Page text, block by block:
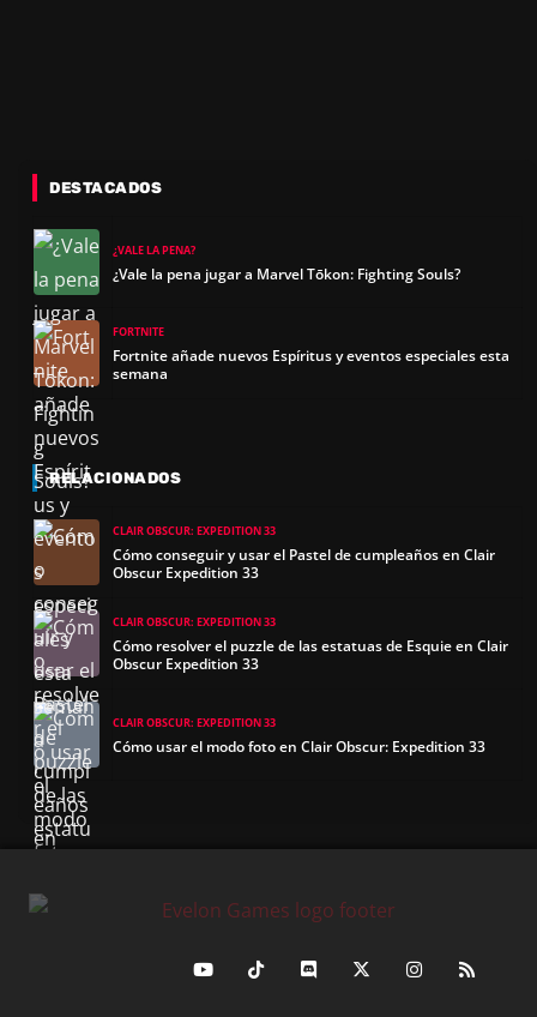
DESTACADOS
¿VALE LA PENA?
¿Vale la pena jugar a Marvel Tōkon: Fighting Souls?
FORTNITE
Fortnite añade nuevos Espíritus y eventos especiales esta
semana
RELACIONADOS
CLAIR OBSCUR: EXPEDITION 33
Cómo conseguir y usar el Pastel de cumpleaños en Clair
Obscur Expedition 33
CLAIR OBSCUR: EXPEDITION 33
Cómo resolver el puzzle de las estatuas de Esquie en Clair
Obscur Expedition 33
CLAIR OBSCUR: EXPEDITION 33
Cómo usar el modo foto en Clair Obscur: Expedition 33